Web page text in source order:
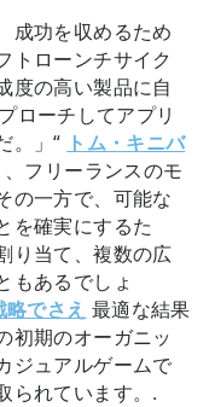
成功を収めるため
トローンチサイク
度の高い製品に自
ローチしてアプリ
。」“ トム・キニバ
、フリーランスのモ
の一方で、可能な
を確実にするた
り当て、複数の広
もあるでしょ
でさえ 最適な結果
初期のオーガニッ
ジュアルゲームで
られています。.